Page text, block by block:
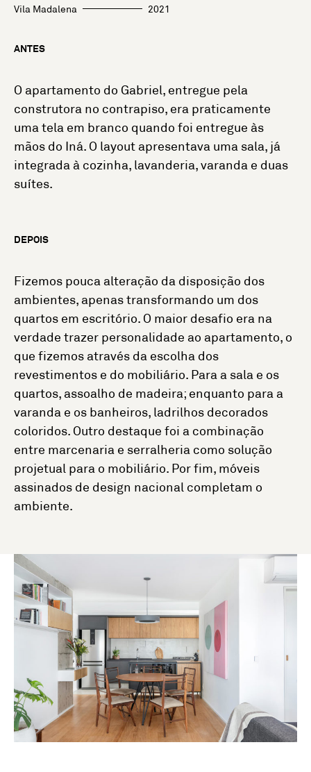
Vila Madalena 2021
ANTES
O apartamento do Gabriel, entregue pela
construtora no contrapiso, era praticamente
uma tela em branco quando foi entregue às
mãos do Iná. O layout apresentava uma sala, já
integrada à cozinha, lavanderia, varanda e duas
suítes.
DEPOIS
Fizemos pouca alteração da disposição dos
ambientes, apenas transformando um dos
quartos em escritório. O maior desafio era na
verdade trazer personalidade ao apartamento, o
que fizemos através da escolha dos
revestimentos e do mobiliário. Para a sala e os
quartos, assoalho de madeira; enquanto para a
varanda e os banheiros, ladrilhos decorados
coloridos. Outro destaque foi a combinação
entre marcenaria e serralheria como solução
projetual para o mobiliário. Por fim, móveis
assinados de design nacional completam o
ambiente.